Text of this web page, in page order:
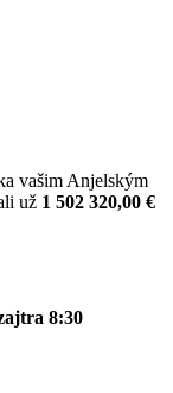
vašim Anjelským
už 1 502 320,00 €
8:30